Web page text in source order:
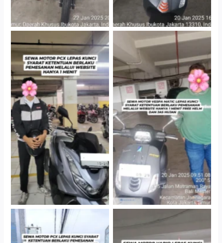
Hotel Kartika Chandra,
Jakarta Selatan
Cityplaza Jatinegara
Gedung Parkir P6A